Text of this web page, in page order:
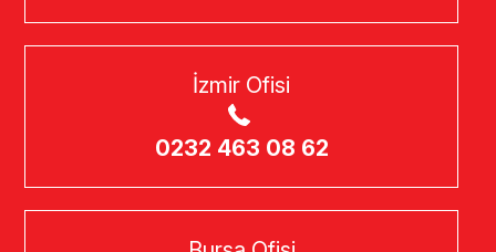
İzmir Ofisi
0232 463 08 62